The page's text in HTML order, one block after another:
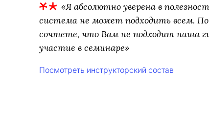
«Я абсолютно уверена в
система не может подходить всем.
сочтете, что Вам не подходит наша
участие в семинаре»
Посмотреть инструкторский состав